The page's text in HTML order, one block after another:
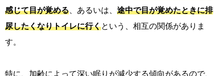
感じて目が覚める 、あるいは、 途中で目が覚めたときに排
尿したくなりトイレに行くという、相互の関係がありま
す。
特に、加齢によって深い眠りが減少する傾向があるので、